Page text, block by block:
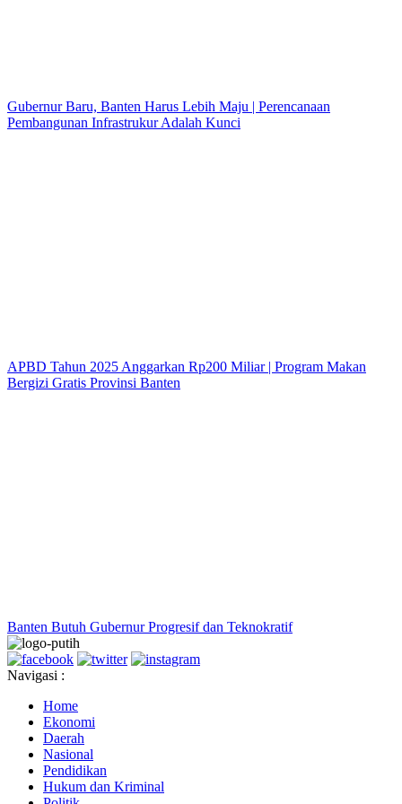
Gubernur Baru, Banten Harus Lebih Maju | Perencanaan
Pembangunan Infrastrukur Adalah Kunci
APBD Tahun 2025 Anggarkan Rp200 Miliar | Program Makan
Bergizi Gratis Provinsi Banten
Banten Butuh Gubernur Progresif dan Teknokratif
Navigasi :
Home
Ekonomi
Daerah
Nasional
Pendidikan
Hukum dan Kriminal